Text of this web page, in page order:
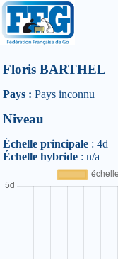
Floris BARTHEL
Pays : Pays inconnu
Niveau
Échelle principale : 4d
Échelle hybride : n/a